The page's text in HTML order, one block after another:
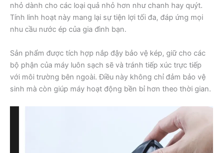
nhỏ dành cho các loại quả nhỏ hơn như chanh hay quýt.
Tính linh hoạt này mang lại sự tiện lợi tối đa, đáp ứng mọi
nhu cầu nước ép của gia đình bạn.
Sản phẩm được tích hợp nắp đậy bảo vệ kép, giữ cho các
bộ phận của máy luôn sạch sẽ và tránh tiếp xúc trực tiếp
với môi trường bên ngoài. Điều này không chỉ đảm bảo vệ
sinh mà còn giúp máy hoạt động bền bỉ hơn theo thời gian.